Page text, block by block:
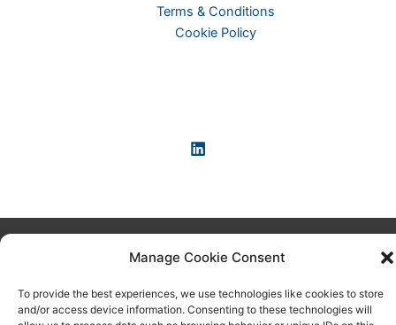
Manage Cookie Consent
To provide the best experiences, we use technologies like cookies to store
and/or access device information. Consenting to these technologies will
Terms & Conditions
Cookie Policy
praxisnah erklärt